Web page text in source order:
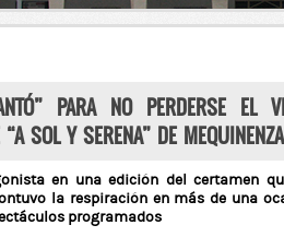
PARA NO PERDERSE EL
SOL Y SERENA” DE MEQUINENZA
en una edición del certamen
la respiración en más de una
programados